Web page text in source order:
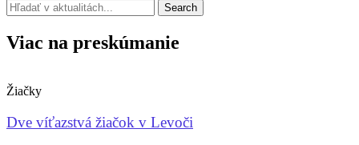
Search
Viac na preskúmanie
Žiačky
Dve víťazstvá žiačok v Levoči